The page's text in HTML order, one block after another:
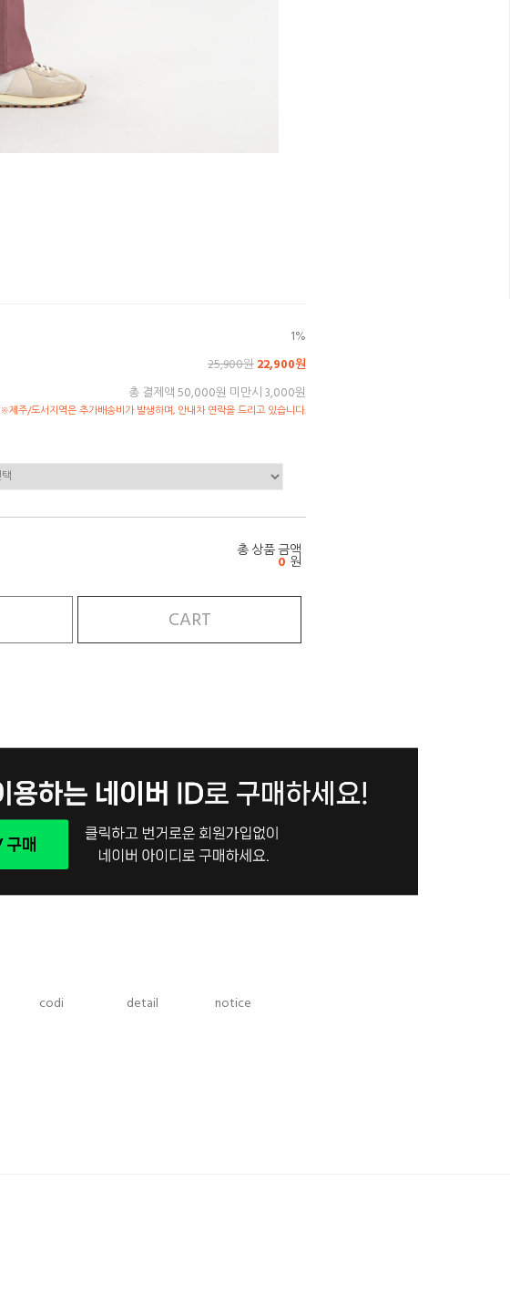
1%
25,900원22,900원
총 결제액 50,000원 미만시 3,000원
※제주/도서지역은 추가배송비가 발생하며, 안내차 연락을 드리고 있습니다.
총 상품 금액
0 원
CART
codi detail notice